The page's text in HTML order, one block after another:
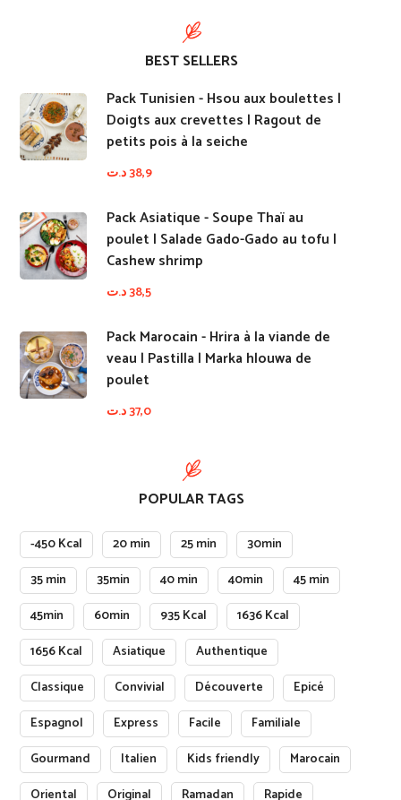
BEST SELLERS
Pack Tunisien - Hsou aux boulettes |
Doigts aux crevettes | Ragout de
petits pois à la seiche
38,9د.ت
Pack Asiatique - Soupe Thaï au
poulet | Salade Gado-Gado au tofu |
Cashew shrimp
38,5د.ت
Pack Marocain - Hrira à la viande de
veau | Pastilla | Marka hlouwa de
poulet
37,0د.ت
POPULAR TAGS
-450 Kcal 20 min 25 min
30min
35 min
35min 40 min 40min
45 min
45min
60min 935 Kcal
1636 Kcal
1656 Kcal
Asiatique
Authentique
Classique
Convivial Découverte
Epicé
Espagnol
Express Facile
Familiale
Gourmand
Italien Kids friendly
Marocain
Oriental
Original Ramadan Rapide